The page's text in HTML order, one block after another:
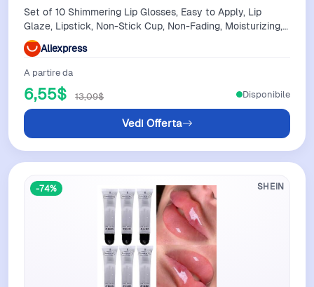
Set of 10 Shimmering Lip Glosses, Easy to Apply, Lip
Glaze, Lipstick, Non-Stick Cup, Non-Fading, Moisturizing,
Shiny Lip Gloss, Glass Lip, …
Aliexpress
A partire da
6,55$ 13,09$
Vedi Offerta
Disponibile
-74% SHEIN